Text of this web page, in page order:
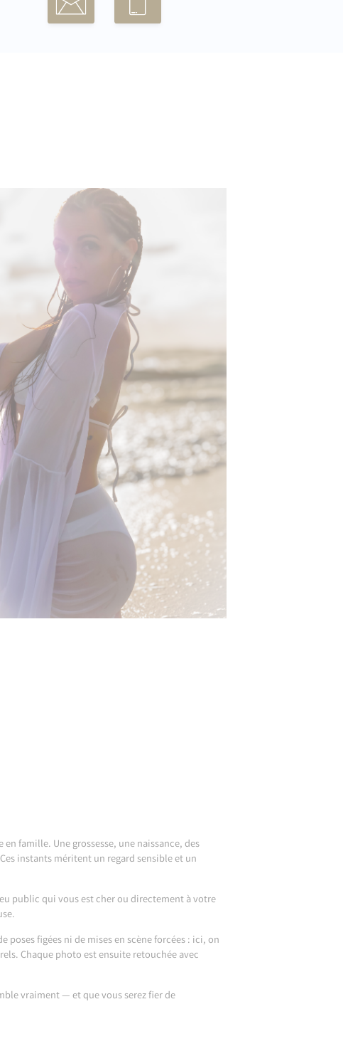
famille. Une grossesse, une naissance, des
instants méritent un regard sensible et un
public qui vous est cher ou directement à votre
figées ni de mises en scène forcées : ici, on
Chaque photo est ensuite retouchée avec
vraiment — et que vous serez fier de